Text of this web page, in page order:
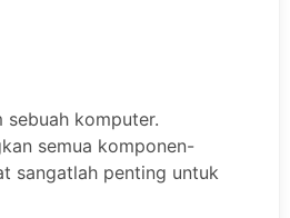
komputer.
semua komponen-
sangatlah penting untuk